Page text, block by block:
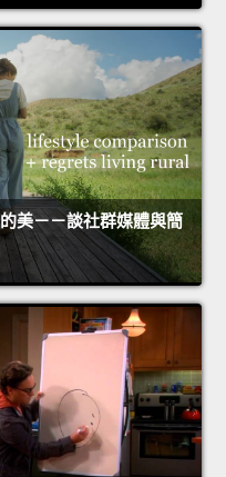
美－－談社群媒體與簡